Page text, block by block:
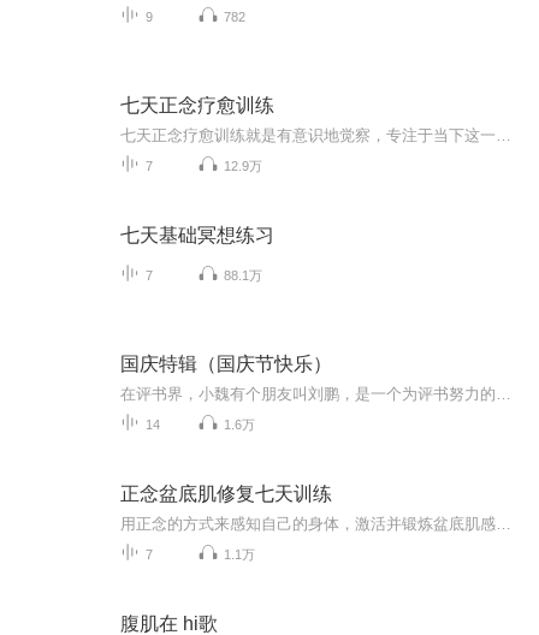
9 782
七天正念疗愈训练
7 12.9万
七天基础冥想练习
7 88.1万
国庆特辑（国庆节快乐）
14 1.6万
正念盆底肌修复七天训练
7 1.1万
腹肌在 hi歌